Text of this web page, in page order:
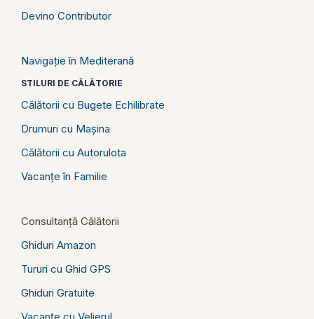
Devino Contributor
Navigație în Mediterană
STILURI DE CĂLĂTORIE
Călătorii cu Bugete Echilibrate
Drumuri cu Mașina
Călătorii cu Autorulota
Vacanțe în Familie
Consultanță Călătorii
Ghiduri Amazon
Tururi cu Ghid GPS
Ghiduri Gratuite
Vacanțe cu Velierul